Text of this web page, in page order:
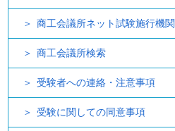
商工会議所ネット試験施行機関
商工会議所検索
受験者への連絡・注意事項
受験に関しての同意事項